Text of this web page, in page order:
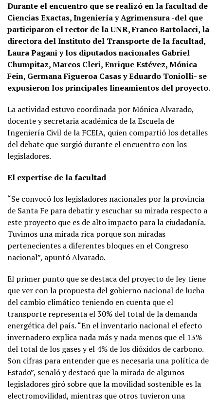
Durante el encuentro que se realizó en la facultad de
Ciencias Exactas, Ingeniería y Agrimensura -del que
participaron el rector de la UNR, Franco Bartolacci, la
directora del Instituto del Transporte de la facultad,
Laura Pagani y los diputados nacionales Gabriel
Chumpitaz, Marcos Cleri, Enrique Estévez, Mónica
Fein, Germana Figueroa Casas y Eduardo Toniolli- se
expusieron los principales lineamientos del proyecto.
La actividad estuvo coordinada por Mónica Alvarado,
docente y secretaria académica de la Escuela de
Ingeniería Civil de la FCEIA, quien compartió los detalles
del debate que surgió durante el encuentro con los
legisladores.
El expertise de la facultad
“Se convocó los legisladores nacionales por la provincia
de Santa Fe para debatir y escuchar su mirada respecto a
este proyecto que es de alto impacto para la ciudadanía.
Tuvimos una mirada rica porque son miradas
pertenecientes a diferentes bloques en el Congreso
nacional”, apuntó Alvarado.
El primer punto que se destaca del proyecto de ley tiene
que ver con la propuesta del gobierno nacional de lucha
del cambio climático teniendo en cuenta que el
transporte representa el 30% del total de la demanda
energética del país. “En el inventario nacional el efecto
invernadero explica nada más y nada menos que el 13%
del total de los gases y el 4% de los dióxidos de carbono.
Son cifras para entender que es necesaria una política de
Estado”, señaló y destacó que la mirada de algunos
legisladores giró sobre que la movilidad sostenible es la
electromovilidad, mientras que otros tuvieron una